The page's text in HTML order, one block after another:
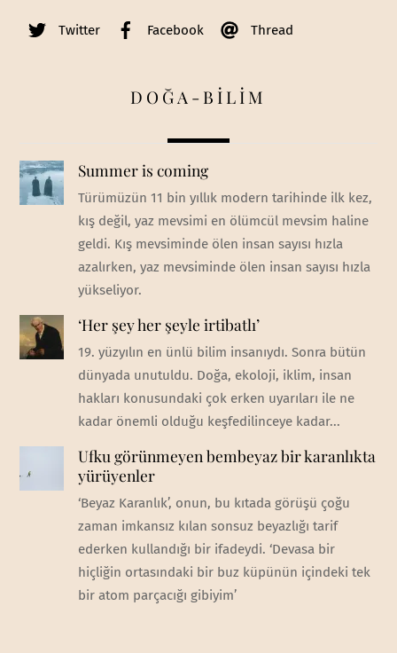
Twitter Facebook Thread
DOĞA-BİLİM
Summer is coming
Türümüzün 11 bin yıllık modern tarihinde ilk kez,
kış değil, yaz mevsimi en ölümcül mevsim haline
geldi. Kış mevsiminde ölen insan sayısı hızla
azalırken, yaz mevsiminde ölen insan sayısı hızla
yükseliyor.
‘Her şey her şeyle irtibatlı’
19. yüzyılın en ünlü bilim insanıydı. Sonra bütün
dünyada unutuldu. Doğa, ekoloji, iklim, insan
hakları konusundaki çok erken uyarıları ile ne
kadar önemli olduğu keşfedilinceye kadar...
Ufku görünmeyen bembeyaz bir karanlıkta
yürüyenler
‘Beyaz Karanlık’, onun, bu kıtada görüşü çoğu
zaman imkansız kılan sonsuz beyazlığı tarif
ederken kullandığı bir ifadeydi. ‘Devasa bir
hiçliğin ortasındaki bir buz küpünün içindeki tek
bir atom parçacığı gibiyim’